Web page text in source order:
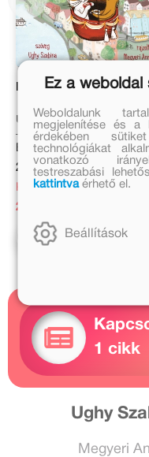
Bingó és Kókusz
Ughy Szabina
Eredeti ár:
2 999 Ft
Kedvezményes ár:
2 099 Ft
Kosárba
1 cikk
Ughy
Megyeri
Ez a weboldal
Weboldalunk
megjelenítése és a
érdekében
technológiákat
vonatkozó
testreszabási
kattintvaérhető el.
Beállítások